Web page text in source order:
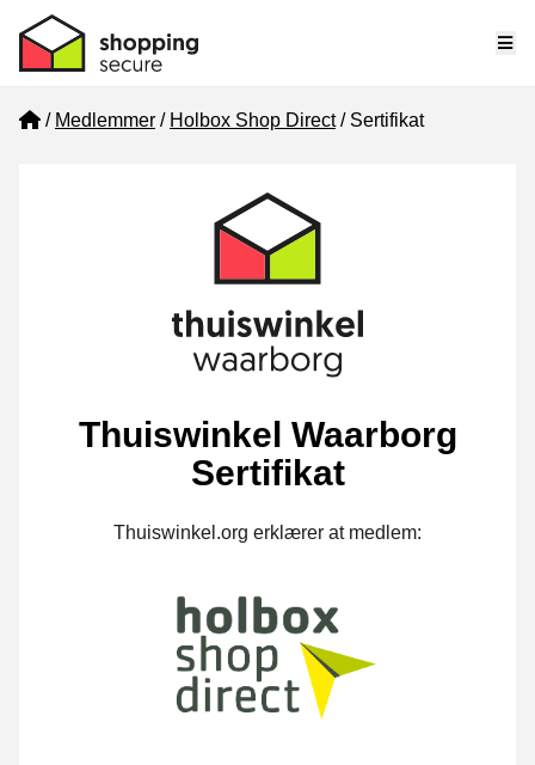
Home
Medlemmer Holbox Shop Direct Sertifikat
Thuiswinkel Waarborg
Sertifikat
Thuiswinkel.org erklærer at medlem: